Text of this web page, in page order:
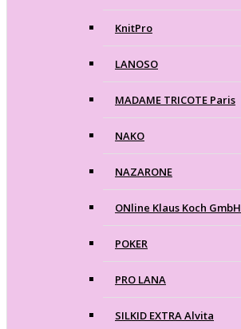
KnitPro
LANOSO
MADAME TRICOTE Paris
NAKO
NAZARONE
ONline Klaus Koch GmbH
POKER
PRO LANA
SILKID EXTRA Alvita